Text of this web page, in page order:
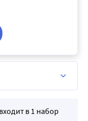
в 1 набор